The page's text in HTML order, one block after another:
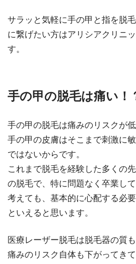
サラッと気軽に手の甲と指を脱
に繋げたい方はアリシアクリニ
す。
手の甲の脱毛は痛い！
手の甲の脱毛は痛みのリスクが低
手の甲の皮膚はそこまで刺激に
ではないからです。
これまで脱毛を経験した多くの
の脱毛で、特に問題なく卒業し
考えても、基本的に心配する必
といえると思います。
医療レーザー脱毛は脱毛器の質
痛みのリスク自体も下がってき